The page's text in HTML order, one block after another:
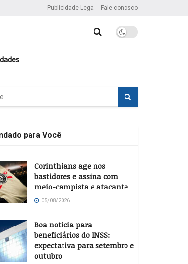
Publicidade Legal Fale conosco
para Você
Corinthians age nos
bastidores e assina com
meio-campista e atacante
05/08/2026
Boa notícia para
beneficiários do INSS:
expectativa para setembro e
outubro